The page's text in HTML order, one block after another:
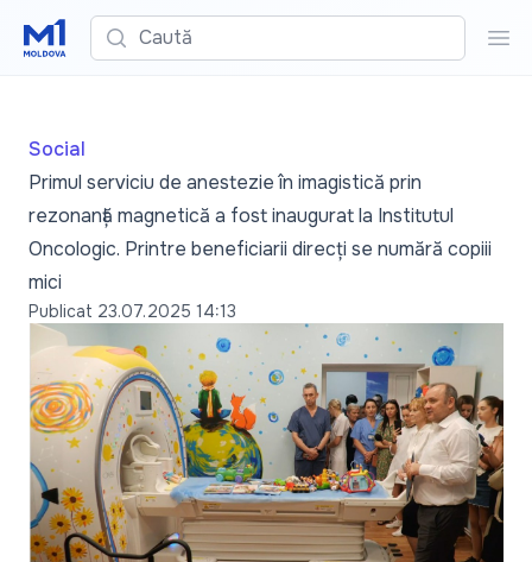
Caută
Social
Primul serviciu de anestezie în imagistică prin
rezonanță magnetică a fost inaugurat la Institutul
Oncologic. Printre beneficiarii direcți se numără copiii
mici
Publicat 23.07.2025 14:13